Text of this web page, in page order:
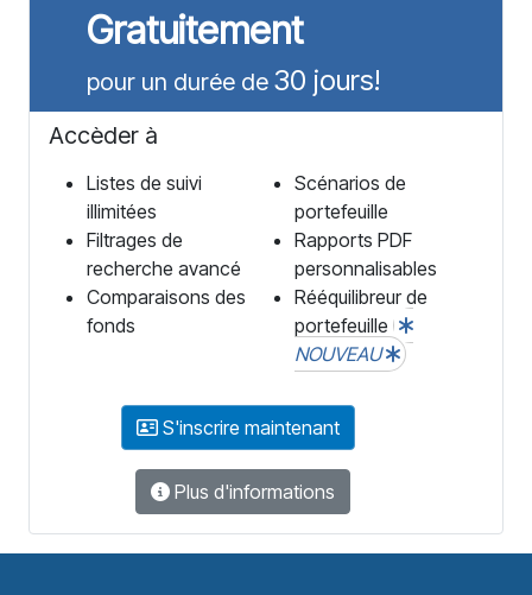
Gratuitement
pour un durée de 30 jours!
Accèder à
Listes de suivi
illimitées
Filtrages de
recherche avancé
Comparaisons des
fonds
Scénarios de
portefeuille
Rapports PDF
personnalisables
Rééquilibreur de
portefeuille
NOUVEAU
S'inscrire maintenant
Plus d'informations